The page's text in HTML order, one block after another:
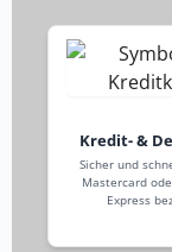
Kredit- &
Sicher und
Mastercard
Express